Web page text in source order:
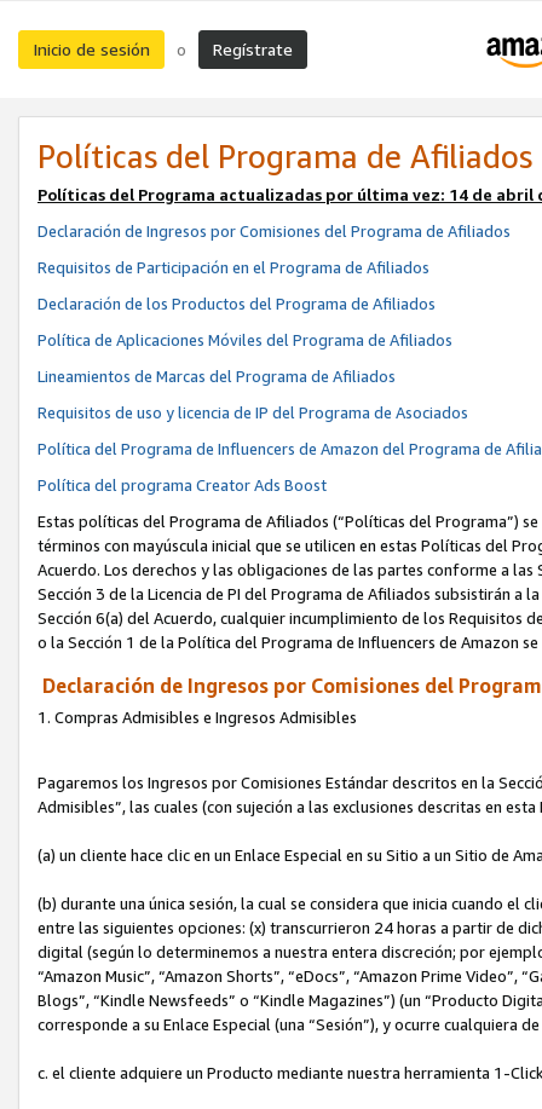
Inicio de sesión o Regístrate
Políticas del Programa de Afiliados
Políticas del Programa actualizadas por última vez: 14 de abril
Declaración de Ingresos por Comisiones del Programa de Afiliados
Requisitos de Participación en el Programa de Afiliados
Declaración de los Productos del Programa de Afiliados
Política de Aplicaciones Móviles del Programa de Afiliados
Lineamientos de Marcas del Programa de Afiliados
Requisitos de uso y licencia de IP del Programa de Asociados
Política del Programa de Influencers de Amazon del Programa de
Política del programa Creator Ads Boost
Estas políticas del Programa de Afiliados (“Políticas del Programa”)
términos con mayúscula inicial que se utilicen en estas Políticas del
Acuerdo. Los derechos y las obligaciones de las partes conforme a
Sección 3 de la Licencia de PI del Programa de Afiliados subsistirán
Sección 6(a) del Acuerdo, cualquier incumplimiento de los Requisitos
o la Sección 1 de la Política del Programa de Influencers de Amazon
Declaración de Ingresos por Comisiones del
1. Compras Admisibles e Ingresos Admisibles
Pagaremos los Ingresos por Comisiones Estándar descritos en la
Admisibles”, las cuales (con sujeción a las exclusiones descritas en
(a) un cliente hace clic en un Enlace Especial en su Sitio a un Sitio de
(b) durante una única sesión, la cual se considera que inicia cuando el
entre las siguientes opciones: (x) transcurrieron 24 horas a partir de
digital (según lo determinemos a nuestra entera discreción; por
“Amazon Music”, “Amazon Shorts”, “eDocs”, “Amazon Prime Video”,
Blogs”, “Kindle Newsfeeds” o “Kindle Magazines”) (un “Producto
corresponde a su Enlace Especial (una “Sesión”), y ocurre cualquiera
c. el cliente adquiere un Producto mediante nuestra herramienta 1-